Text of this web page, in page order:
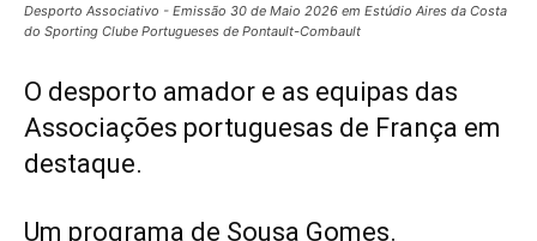
Desporto Associativo - Emissão 30 de Maio 2026 em Estúdio Aires da Costa
do Sporting Clube Portugueses de Pontault-Combault
O desporto amador e as equipas das
Associações portuguesas de França em
destaque.
Um programa de Sousa Gomes.